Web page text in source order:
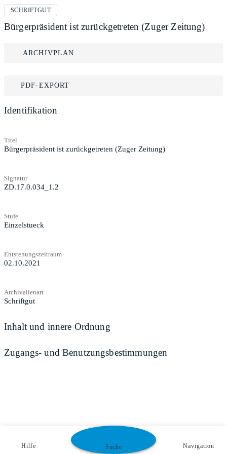
SCHRIFTGUT
Bürgerpräsident ist zurückgetreten (Zuger Zeitung)
ARCHIVPLAN
PDF-EXPORT
Identifikation
Titel
Bürgerpräsident ist zurückgetreten (Zuger Zeitung)
Signatur
ZD.17.0.034_1.2
Stufe
Einzelstueck
Entstehungszeitraum
02.10.2021
Archivalienart
Schriftgut
Inhalt und innere Ordnung
Zugangs- und Benutzungsbestimmungen
Hilfe Suche Navigation